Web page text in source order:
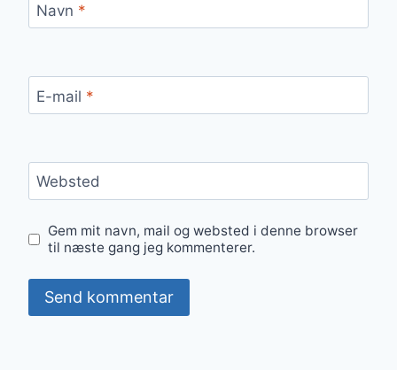
Navn *
E-mail *
Websted
Gem mit navn, mail og websted i denne browser
til næste gang jeg kommenterer.